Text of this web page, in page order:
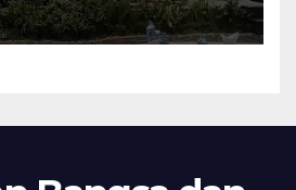
(ORMAS)